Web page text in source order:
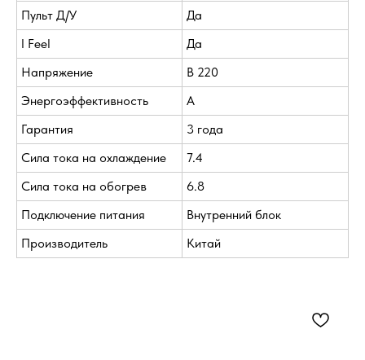
Пульт Д/У
Да
I Feel
Да
Напряжение
В 220
Энергоэффективность
A
Гарантия
3 года
Сила тока на охлаждение
7.4
Сила тока на обогрев
6.8
Подключение питания
Внутренний блок
Производитель
Китай